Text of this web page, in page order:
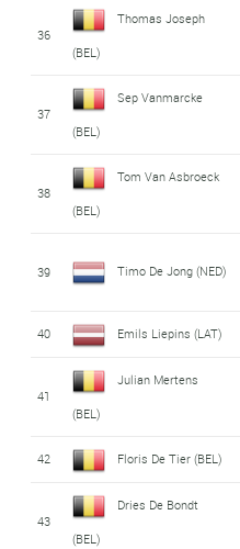
36
Thomas Joseph
(BEL)
37
Sep Vanmarcke
(BEL)
38
Tom Van Asbroeck
(BEL)
39 Timo De Jong (NED)
40 Emils Liepins (LAT)
41
Julian Mertens
(BEL)
42 Floris De Tier (BEL)
43
Dries De Bondt
(BEL)